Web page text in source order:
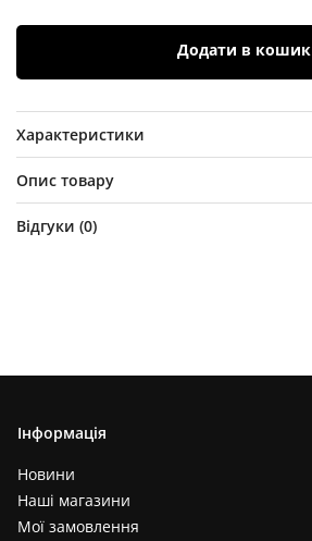
Додати в кошик
Характеристики
Опис товару
Відгуки (0)
Інформація
Новини
Наші магазини
Мої замовлення